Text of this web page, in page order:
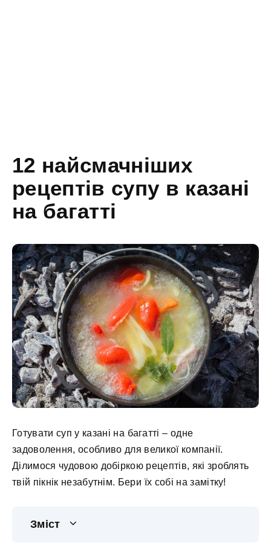
12 найсмачніших
рецептів супу в казані
на багатті
Готувати суп у казані на багатті – одне
задоволення, особливо для великої компанії.
Ділимося чудовою добіркою рецептів, які зроблять
твій пікнік незабутнім. Бери їх собі на замітку!
Зміст